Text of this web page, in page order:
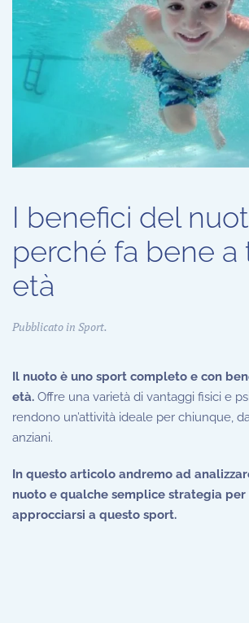
I benefici del
perché fa bene a
età
Pubblicato in Sport.
Il nuoto è uno sport completo e con
età. Offre una varietà di vantaggi fisici e
rendono un’attività ideale per chiunque,
anziani.
In questo articolo andremo ad
nuoto e qualche semplice strategia per
approcciarsi a questo sport.